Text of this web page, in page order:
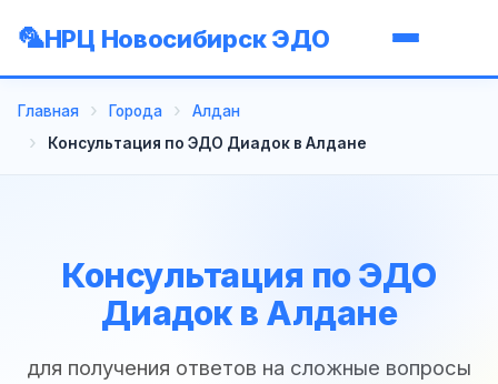
НРЦ Новосибирск ЭДО
Главная Города
Алдан
Консультация по ЭДО Диадок в Алдане
Консультация по ЭДО
Диадок в Алдане
для получения ответов на сложные вопросы